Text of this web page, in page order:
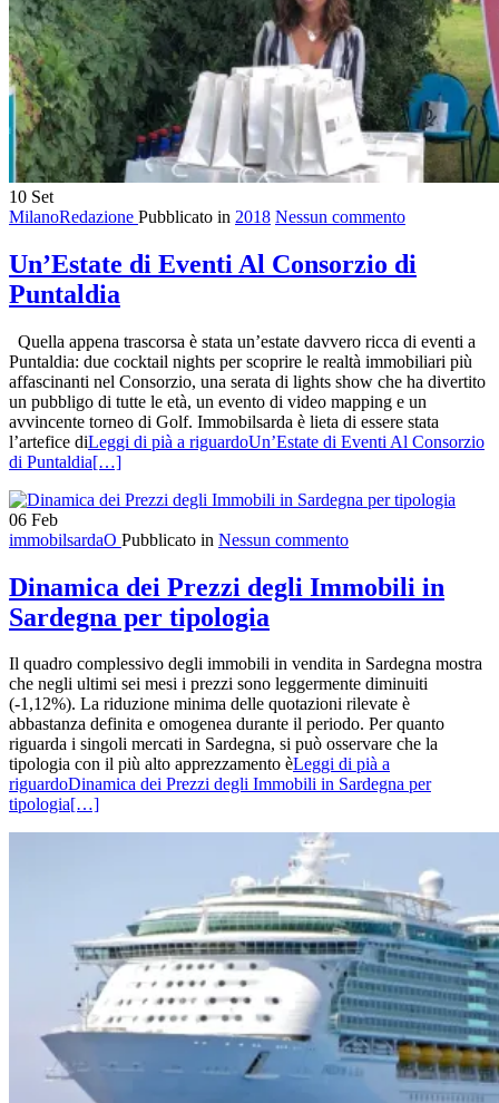
10 Set
MilanoRedazione Pubblicato in 2018 Nessun commento
Un’Estate di Eventi Al Consorzio di
Puntaldia
Quella appena trascorsa è stata un’estate davvero ricca di eventi a
Puntaldia: due cocktail nights per scoprire le realtà immobiliari più
affascinanti nel Consorzio, una serata di lights show che ha divertito
un pubbligo di tutte le età, un evento di video mapping e un
avvincente torneo di Golf. Immobilsarda è lieta di essere stata
l’artefice diLeggi di pià a riguardoUn’Estate di Eventi Al Consorzio
di Puntaldia[…]
06 Feb
immobilsardaO Pubblicato in Nessun commento
Dinamica dei Prezzi degli Immobili in
Sardegna per tipologia
Il quadro complessivo degli immobili in vendita in Sardegna mostra
che negli ultimi sei mesi i prezzi sono leggermente diminuiti
(-1,12%). La riduzione minima delle quotazioni rilevate è
abbastanza definita e omogenea durante il periodo. Per quanto
riguarda i singoli mercati in Sardegna, si può osservare che la
tipologia con il più alto apprezzamento èLeggi di pià a
riguardoDinamica dei Prezzi degli Immobili in Sardegna per
tipologia[…]